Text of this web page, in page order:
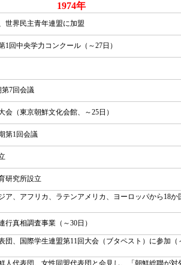
1974年
世界民主青年連盟に加盟
1回中央学力コンクール（～27日）
7回会議
会（東京朝鮮文化会館、～25日）
第1回会議
研究所設立
ア、アフリカ、ラテンアメリカ、ヨーロッパから18か
行真相調査事業（～30日）
団、国際学生連盟第11回大会（ブタペスト）に参加（
人代表団、女性同盟代表団と会見し、
「朝鮮総聯が